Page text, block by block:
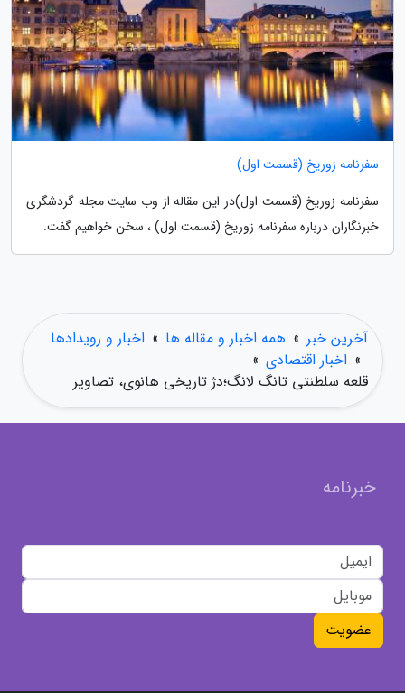
سفرنامه زوریخ (قسمت اول)
سفرنامه زوریخ (قسمت اول)در این مقاله از وب سایت مجله گردشگری
خبرنگاران درباره سفرنامه زوریخ (قسمت اول) ، سخن خواهیم گفت.
آخرین خبر » همه اخبار و مقاله ها » اخبار و رویدادها
» اخبار اقتصادی »
قلعه سلطنتی تانگ لانگ؛دژ تاریخی هانوی، تصاویر
خبرنامه
عضویت